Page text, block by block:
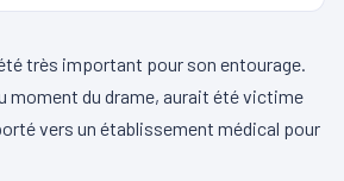
très important pour son entourage.
moment du drame, aurait été victime
vers un établissement médical pour